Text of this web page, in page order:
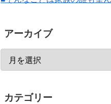
アーカイブ
カテゴリー